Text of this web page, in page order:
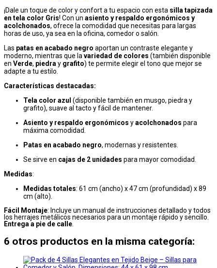
¡Dale un toque de color y confort a tu espacio con esta silla tapizada
en tela color Gris! Con un asiento y respaldo ergonómicos y
acolchonados, ofrece la comodidad que necesitas para largas
horas de uso, ya sea en la oficina, comedor o salón.
Las patas en acabado negro aportan un contraste elegante y
moderno, mientras que la variedad de colores (también disponible
en Verde, piedra y grafito) te permite elegir el tono que mejor se
adapte a tu estilo.
Características destacadas:
Tela color azul (disponible también en musgo, piedra y
grafito), suave al tacto y fácil de mantener.
Asiento y respaldo ergonómicos yacolchonados para
máxima comodidad.
Patas en acabado negro, modernas y resistentes.
Se sirve en cajas de 2 unidades para mayor comodidad.
Medidas:
Medidas totales: 61 cm (ancho) x 47 cm (profundidad) x 89
cm (alto).
Fácil Montaje: Incluye un manual de instrucciones detallado y todos
los herrajes metálicos necesarios para un montaje rápido y sencillo.
Entrega a pie de calle
6 otros productos en la misma categoría: